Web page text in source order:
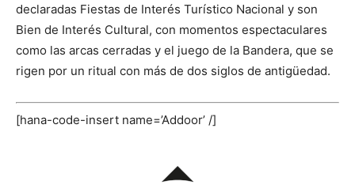
declaradas Fiestas de Interés Turístico Nacional y son
Bien de Interés Cultural, con momentos espectaculares
como las arcas cerradas y el juego de la Bandera, que se
rigen por un ritual con más de dos siglos de antigüedad.
[hana-code-insert name=’Addoor’ /]